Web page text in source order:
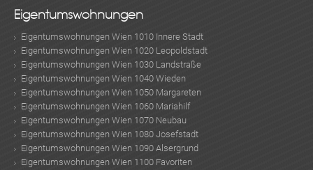
Eigentumswohnungen
Eigentumswohnungen Wien 1010 Innere Stadt
Eigentumswohnungen Wien 1020 Leopoldstadt
Eigentumswohnungen Wien 1030 Landstraße
Eigentumswohnungen Wien 1040 Wieden
Eigentumswohnungen Wien 1050 Margareten
Eigentumswohnungen Wien 1060 Mariahilf
Eigentumswohnungen Wien 1070 Neubau
Eigentumswohnungen Wien 1080 Josefstadt
Eigentumswohnungen Wien 1090 Alsergrund
Eigentumswohnungen Wien 1100 Favoriten